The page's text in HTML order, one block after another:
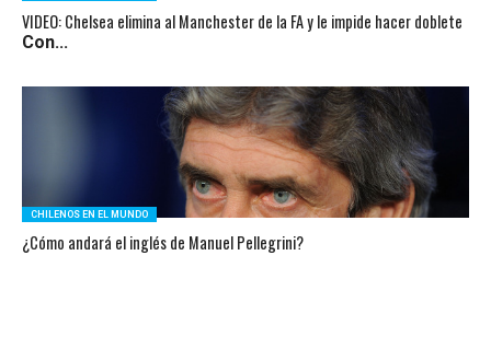
VIDEO: Chelsea elimina al Manchester de la FA y le impide hacer doblete
Con...
CHILENOS EN EL MUNDO
¿Cómo andará el inglés de Manuel Pellegrini?